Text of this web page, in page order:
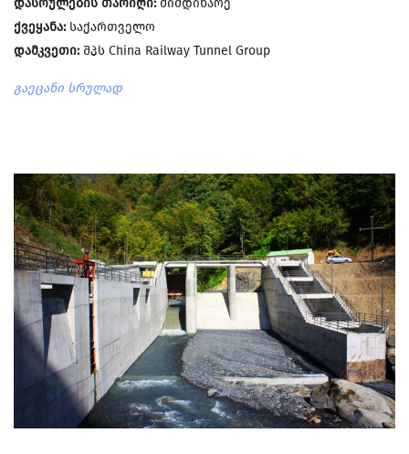
დასრულების თარიღი:მიმდინარე
ქვეყანა:საქართველო
დამკვეთი:შპს China Railway Tunnel Group
გაეცანი სრულად